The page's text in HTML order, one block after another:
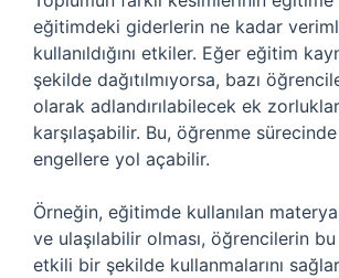
eğitimdeki giderlerin ne kadar
kullanıldığını etkiler. Eğer eğitim
şekilde dağıtılmıyorsa, bazı
olarak adlandırılabilecek ek
karşılaşabilir. Bu, öğrenme
engellere yol açabilir.
Örneğin, eğitimde kullanılan
ve ulaşılabilir olması, öğrencilerin
etkili bir şekilde kullanmalarını